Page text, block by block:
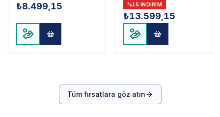
₺8.499,15 %15INDIRIM
₺13.599,15
Tüm fırsatlara göz atın